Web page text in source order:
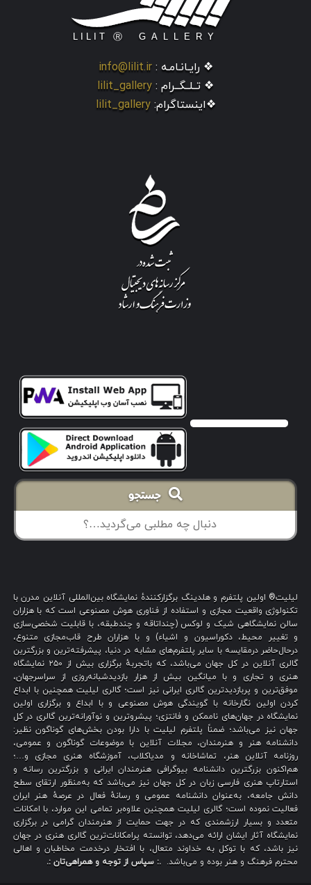
❖ رایـانـامـه : info@lilit.ir
❖ تــلــگــرام : lilit_gallery
❖اینستاگرام: lilit_gallery
جستجو
لیلیت® اولین پلتفرم و هلدینگ برگزارکنندهٔ نمایشگاه بین‌المللی آنلاین مدرن با
تکنولوژی واقعیت مجازی و استفاده از فناوری هوش مصنوعی است که با هزاران
سالن نمایشگاهی شیک و لوکس (چنداتاقه و چندطبقه، با قابلیت شخصی‌سازی
و تغییر محیط، دکوراسیون و اشیاء) و با هزاران طرح قاب‌مجازی متنوع،
درحال‌حاضر درمقایسه با سایر پلتفرم‌های مشابه در دنیا، پیشرفته‌ترین و بزرگترین
گالری آنلاین در کل جهان می‌باشد، که باتجربهٔ برگزاری بیش از ۲۵۰ نمایشگاه
هنری و تجاری و با میانگین بیش از هزار بازدیدشبانه‌روزی از سراسرجهان،
موفق‌ترین و پربازدیدترین گالری ایرانی نیز است؛ گالری لیلیت همچنین با ابداع
کردن اولین نگارخانه با گویندگی هوش مصنوعی و با ابداع و برگزاری اولین
نمایشگاه در جهان‌های ناممکن و فانتزی؛ پیشروترین و نوآورانه‌ترین گالری در کل
جهان نیز می‌باشد؛ ضمناً پلتفرم لیلیت با دارا بودن بخش‌های گوناگون نظیر:
دانشنامه هنر و هنرمندان، مجلات آنلاین با موضوعات گوناگون و عمومی،
روزنامه آنلاین هنر، تماشاخانه و مدیاکلاب، آموزشگاه هنری مجازی و…؛
هم‌اکنون بزرگترین دانشنامه بیوگرافی هنرمندان ایرانی و بزرگترین رسانه و
استارتاپ هنری فارسی زبان در کل جهان نیز می‌باشد که به‌منظور ارتقای سطح
دانش جامعه، به‌عنوان دانشنامه عمومی و رسانهٔ فعال در عرصهٔ هنر ایران
فعالیت نموده است؛ گالری لیلیت همچنین علاوه‌بر تمامی این موارد، با امکانات
متعدد و بسیار ارزشمندی که در جهت حمایت از هنرمندان گرامی در برگزاری
نمایشگاه آثار ایشان ارائه می‌دهد، توانسته پرامکانات‌ترین گالری هنری در جهان
نیز باشد، که با توکل به خداوند متعال، با افتخار درخدمت مخاطبان و اهالی
محترم فرهنگ و هنر بوده و می‌باشد. .: سپاس از توجه و همراهی‌تان :.